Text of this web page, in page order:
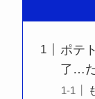
ポテ
了…